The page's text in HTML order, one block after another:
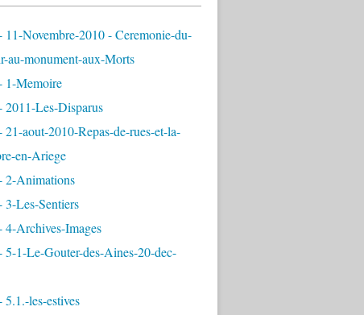
11-Novembre-2010 - Ceremonie-du-
au-monument-aux-Morts
1-Memoire
2011-Les-Disparus
aout-2010-Repas-de-rues-et-la-
en-Ariege
2-Animations
Les-Sentiers
4-Archives-Images
5-1-Le-Gouter-des-Aines-20-dec-
les-estives